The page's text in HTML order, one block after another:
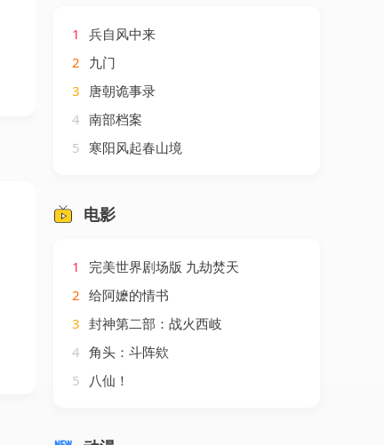
1
兵自风中来
2 九门
3 唐朝诡事录
4 南部档案
5 寒阳风起春山境
电影
1
完美世界剧场版 九劫焚天
2 给阿嬷的情书
3 封神第二部：战火西岐
4 角头：斗阵欸
5
八仙！